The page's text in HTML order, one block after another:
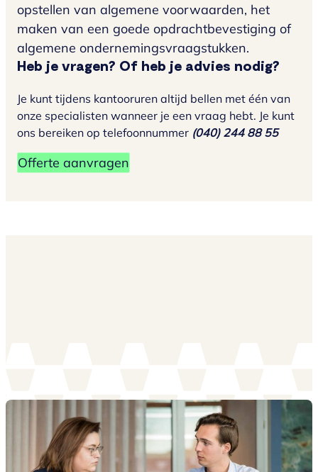
Heb je vragen? Of heb je advies nodig?
Je kunt tijdens kantooruren altijd bellen met één van
onze specialisten wanneer je een vraag hebt. Je kunt
ons bereiken op telefoonnummer (040) 244 88 55
Offerte aanvragen
opstellen van algemene voorwaarden, het
maken van een goede opdrachtbevestiging of
algemene ondernemingsvraagstukken.